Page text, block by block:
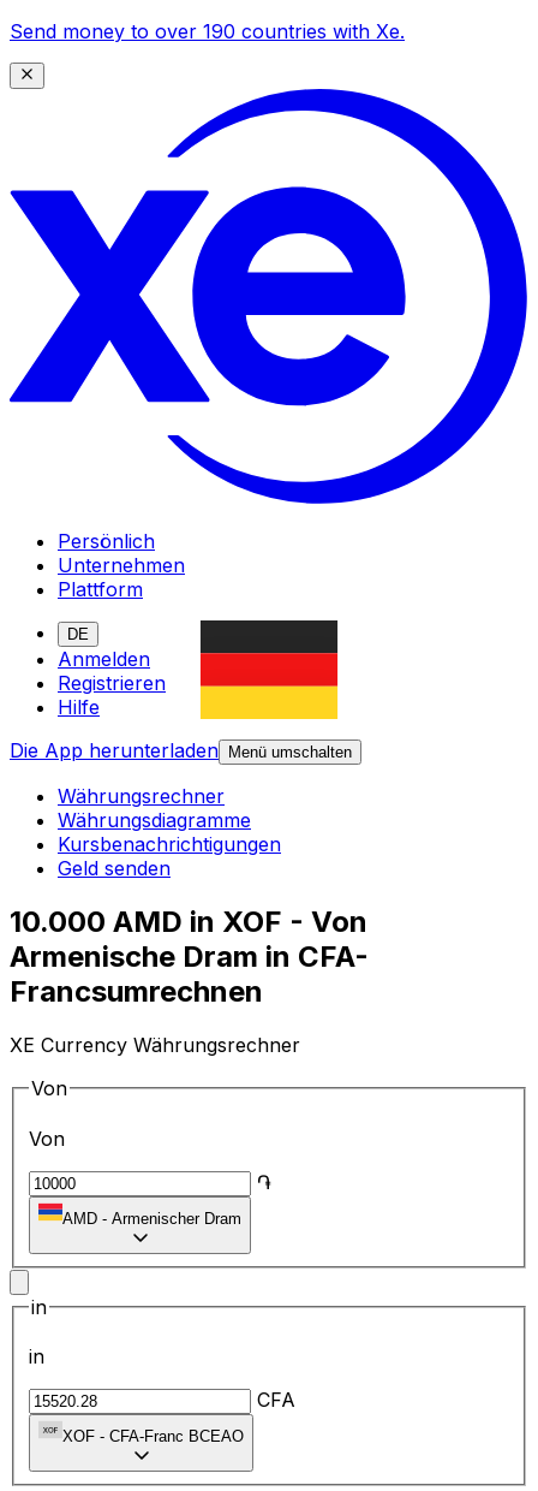
Send money to over 190 countries with Xe.
Persönlich
Unternehmen
Plattform
DE
Anmelden
Registrieren
Hilfe
Die App herunterladen
Menü umschalten
Währungsrechner
Währungsdiagramme
Kursbenachrichtigungen
Geld senden
10.000 AMD in XOF - Von
Armenische Dram in CFA-
Francsumrechnen
XE Currency Währungsrechner
Von
Von
֏
AMD - Armenischer Dram
in
in
CFA
XOF - CFA-Franc BCEAO